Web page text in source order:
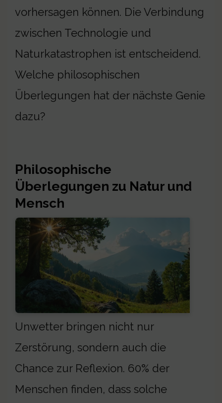
vorhersagen können. Die Verbindung
zwischen Technologie und
Naturkatastrophen ist entscheidend.
Welche philosophischen
Überlegungen hat der nächste Genie
dazu?
Philosophische
Überlegungen zu Natur und
Mensch
Unwetter bringen nicht nur
Zerstörung, sondern auch die
Chance zur Reflexion. 60% der
Menschen finden, dass solche